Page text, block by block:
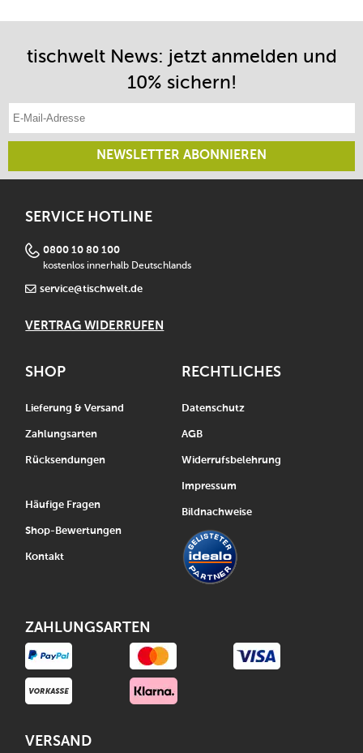
tischwelt News: jetzt anmelden und
10% sichern!
E-Mail-Adresse eintragen
NEWSLETTER ABONNIEREN
SERVICE HOTLINE
0800 10 80 100
kostenlos innerhalb Deutschlands
service@tischwelt.de
VERTRAG WIDERRUFEN
SHOP
Lieferung & Versand
Zahlungsarten
Rücksendungen
Häufige Fragen
Shop-Bewertungen
Kontakt
RECHTLICHES
Datenschutz
AGB
Widerrufsbelehrung
Impressum
Bildnachweise
ZAHLUNGSARTEN
VERSAND